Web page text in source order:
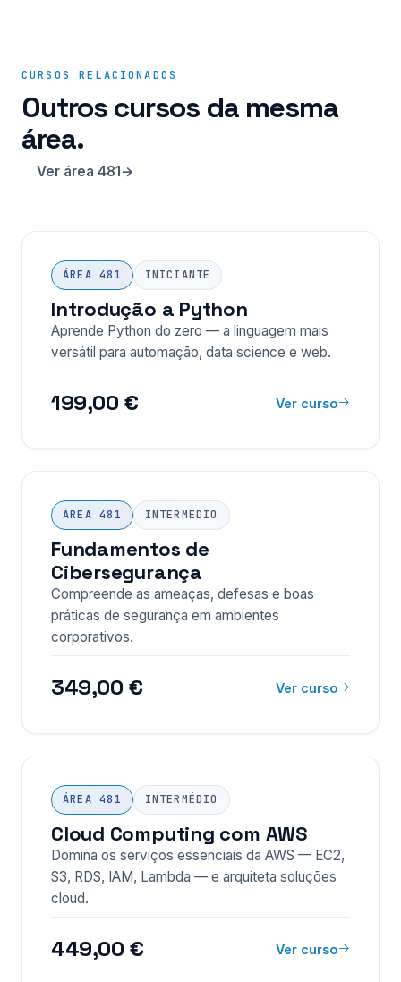
CURSOS RELACIONADOS
Outros cursos da mesma
área.
Ver área 481
ÁREA 481 INICIANTE
Introdução a Python
Aprende Python do zero — a linguagem mais
versátil para automação, data science e web.
199,00 € Ver curso
ÁREA 481 INTERMÉDIO
Fundamentos de
Cibersegurança
Compreende as ameaças, defesas e boas
práticas de segurança em ambientes
corporativos.
349,00 € Ver curso
ÁREA 481 INTERMÉDIO
Cloud Computing com AWS
Domina os serviços essenciais da AWS — EC2,
S3, RDS, IAM, Lambda — e arquiteta soluções
cloud.
449,00 € Ver curso